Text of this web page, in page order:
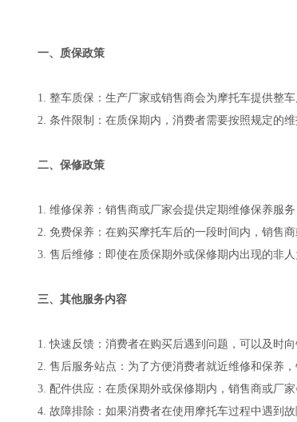
一、质保政策
1. 整车质保：生产厂家或销售商会为摩托车提供整
2. 条件限制：在质保期内，消费者需要按照规定的
二、保修政策
1. 维修保养：销售商或厂家会提供定期维修保养服
2. 免费保养：在购买摩托车后的一段时间内，销售
3. 售后维修：即使在质保期外或保修期内出现的非
三、其他服务内容
1. 快速反馈：消费者在购买后遇到问题，可以及时
2. 售后服务站点：为了方便消费者就近维修和保养
3. 配件供应：在质保期外或保修期内，销售商或厂
4. 故障排除：如果消费者在使用摩托车过程中遇到